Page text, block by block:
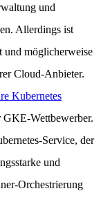
und
Allerdings ist
möglicherweise
Cloud-Anbieter.
Kubernetes
GKE-Wettbewerber.
Service, der
und
Orchestrierung